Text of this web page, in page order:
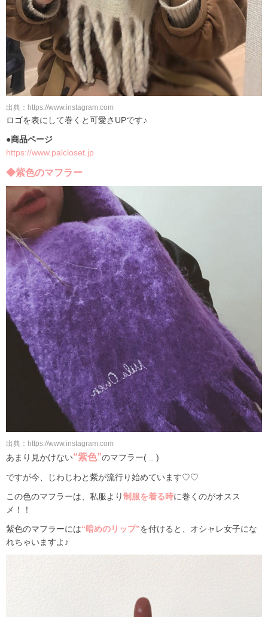
出典：https://www.instagram.com
ロゴを表にして巻くと可愛さUPです♪
●商品ページ
https://www.palcloset.jp
◆紫色のマフラー
出典：https://www.instagram.com
あまり見かけない“紫色”のマフラー( .. )
ですが今、じわじわと紫が流行り始めています♡♡
この色のマフラーは、私服より制服を着る時に巻くのがオスス
メ！！
紫色のマフラーには“暗めのリップ”を付けると、オシャレ女子にな
れちゃいますよ♪